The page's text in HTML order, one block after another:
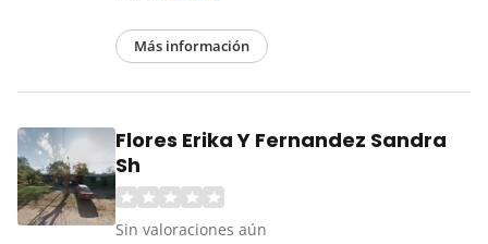
Más información
Flores Erika Y Fernandez Sandra
Sh
Sin valoraciones aún